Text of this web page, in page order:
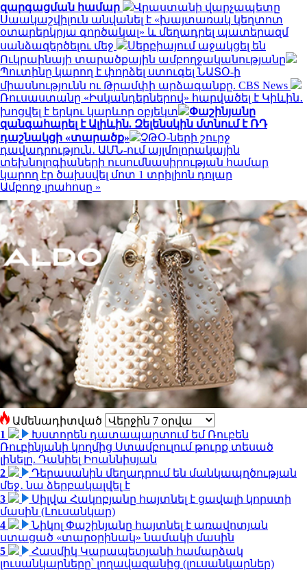
զարգացման համար
Վրաստանի վարչապետը
Սաակաշվիլուն անվանել է «խայտառակ կեղտոտ
օտարերկրյա գործակալ» և մեղադրել պատերազմ
սանձազերծելու մեջ
Սերբիայում աջակցել են
Ուկրաինայի տարածքային ամբողջականությանը
Պուտինը կարող է փորձել ստուգել ՆԱՏՕ-ի
միասնությունն ու Թրամփի արձագանքը. CBS News
Ռուսաստանը «Իսկանդերներով» հարվածել է Կիևին․
խոցվել է երկու կարևոր օբյեկտ
Փաշինյանը
զանգահարել է Ալիևին. Զելենսկին մտնում է ՌԴ
դաշնակցի «տարածք»
ՉԹՕ-ների շուրջ
դավադրություն․ ԱՄՆ-ում այլմոլորակային
տեխնոլոգիաների ուսումնասիրության համար
կարող էր ծախսվել մոտ 1 տրիլիոն դոլար
Ամբողջ լրահոսը »
Ամենադիտված
1
Խստորեն դատապարտում եմ Ռուբեն
Ռուբինյանի կողմից Ստամբուլում թուրք տեսած
լինելը. Դանիել Իոաննիսյան
2
Դերասանին մեղադրում են մանկապղծության
մեջ․ նա ձերբակալվել է
3
Սիլվա Հակոբյանը հայտնել է ցավալի կորստի
մասին (Լուսանկար)
4
Նիկոլ Փաշինյանը հայտնել է առավոտյան
ստացած «տարօրինակ» նամակի մասին
5
Հասմիկ Կարապետյանի համարձակ
լուսանկարները՝ լողավազանից (լուսանկարներ)